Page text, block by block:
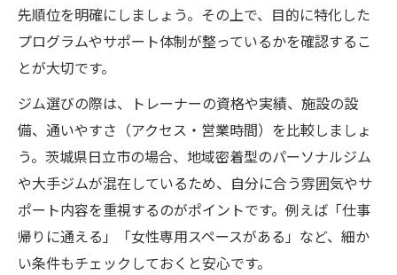
先順位を明確にしましょう。その上で、目的に特化した
プログラムやサポート体制が整っているかを確認するこ
とが大切です。
ジム選びの際は、トレーナーの資格や実績、施設の設
備、通いやすさ（アクセス・営業時間）を比較しましょ
う。茨城県日立市の場合、地域密着型のパーソナルジム
や大手ジムが混在しているため、自分に合う雰囲気やサ
ポート内容を重視するのがポイントです。例えば「仕事
帰りに通える」「女性専用スペースがある」など、細か
い条件もチェックしておくと安心です。